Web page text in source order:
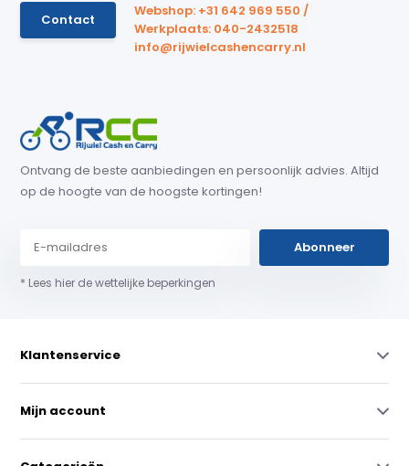
Contact
Webshop: +31 642 969 550 /
Werkplaats: 040-2432518
info@rijwielcashencarry.nl
Ontvang de beste aanbiedingen en persoonlijk advies. Altijd
op de hoogte van de hoogste kortingen!
Abonneer
* Lees hier de wettelijke beperkingen
Klantenservice
Mijn account